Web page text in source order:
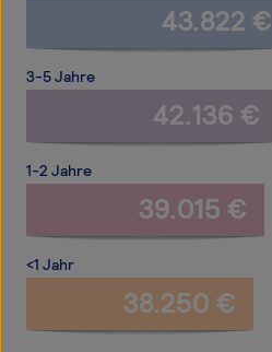
43.822 €
3-5 Jahre
42.136 €
1-2 Jahre
39.015 €
<1 Jahr
38.250 €